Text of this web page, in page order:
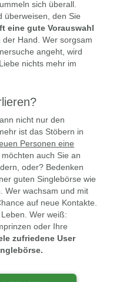
sich überall.
überweisen, den Sie
eine gute Vorauswahl
der Hand. Wer sorgsam
angeht, wird
nichts mehr im
nicht nur den
ist das Stöbern in
Personen eine
möchten auch Sie an
oder? Bedenken
guten Singlebörse wie
Wer wachsam und mit
auf neue Kontakte.
Wer weiß:
oder Ihre
zufriedene User